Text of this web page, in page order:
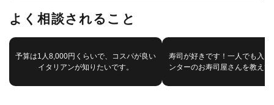
よく相談されること
予算は1人8,000円くらいで、コスパが良い
イタリアンが知りたいです。
寿司が好きです！一人でも入り
ンターのお寿司屋さんを教えて